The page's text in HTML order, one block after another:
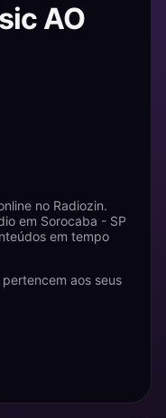
AO
no Radiozin.
em Sorocaba - SP
em tempo
aos seus